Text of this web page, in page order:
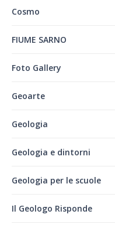
Cosmo
FIUME SARNO
Foto Gallery
Geoarte
Geologia
Geologia e dintorni
Geologia per le scuole
Il Geologo Risponde